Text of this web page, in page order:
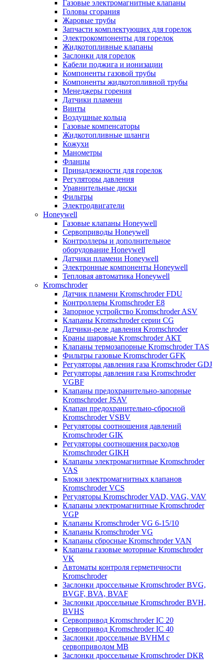
Газовые электромагнитные клапаны
Головы сгорания
Жаровые трубы
Запчасти комплектующих для горелок
Электрокомпоненты для горелок
Жидкотопливные клапаны
Заслонки для горелок
Кабели поджига и ионизации
Компоненты газовой трубы
Компоненты жидкотопливной трубы
Менеджеры горения
Датчики пламени
Винты
Воздушные кольца
Газовые компенсаторы
Жидкотопливные шланги
Кожухи
Манометры
Фланцы
Принадлежности для горелок
Регуляторы давления
Уравнительные диски
Фильтры
Электродвигатели
Honeywell
Газовые клапаны Honeywell
Сервоприводы Honeywell
Контроллеры и дополнительное
оборудование Honeywell
Датчики пламени Honeywell
Электронные компоненты Honeywell
Тепловая автоматика Honeywell
Kromschroder
Датчик пламени Kromschroder FDU
Контроллеры Kromschroder E8
Запорное устройство Kromschroder ASV
Клапаны Kromschroder серии CG
Датчики-реле давления Kromschroder
Краны шаровые Kromschroder АКТ
Клапаны термозапорные Kromschroder TAS
Фильтры газовые Kromschroder GFK
Регуляторы давления газа Kromschroder GDJ
Регуляторы давления газа Kromschroder
VGBF
Клапаны предохранительно-запорные
Kromschroder JSAV
Клапан предохранительно-сбросной
Kromschroder VSBV
Регуляторы соотношения давлений
Kromschroder GIK
Регуляторы соотношения расходов
Kromschroder GIKH
Клапаны электромагнитные Kromschroder
VAS
Блоки электромагнитных клапанов
Kromschroder VCS
Регуляторы Kromschroder VAD, VAG, VAV
Клапаны электромагнитные Kromschroder
VGP
Клапаны Kromschroder VG 6-15/10
Клапаны Kromschroder VG
Клапаны сбросные Kromschroder VAN
Клапаны газовые моторные Kromschroder
VK
Автоматы контроля герметичности
Kromschroder
Заслонки дроссельные Kromschroder BVG,
BVGF, BVA, BVAF
Заслонки дроссельные Kromschroder BVH,
BVHS
Сервопривод Kromschroder IC 20
Сервопривод Kromschroder IC 40
Заслонки дроссельные BVHM с
сервоприводом МВ
Заслонки дроссельные Kromschroder DKR